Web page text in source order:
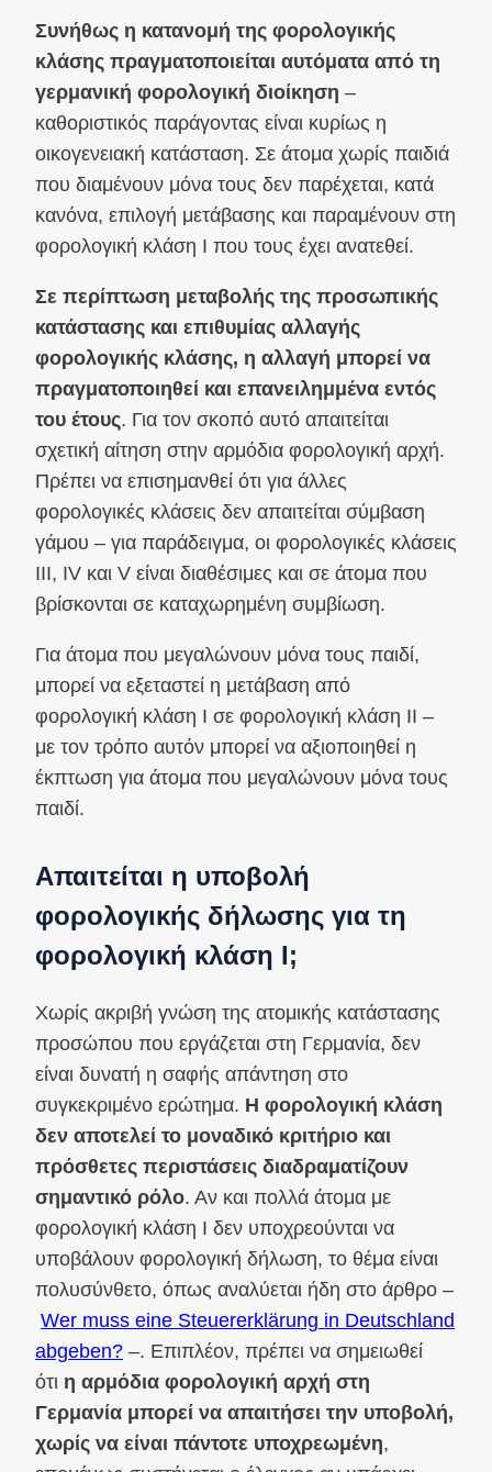
Συνήθως η κατανομή της φορολογικής
κλάσης πραγματοποιείται αυτόματα από τη
γερμανική φορολογική διοίκηση –
καθοριστικός παράγοντας είναι κυρίως η
οικογενειακή κατάσταση. Σε άτομα χωρίς παιδιά
που διαμένουν μόνα τους δεν παρέχεται, κατά
κανόνα, επιλογή μετάβασης και παραμένουν στη
φορολογική κλάση I που τους έχει ανατεθεί.
Σε περίπτωση μεταβολής της προσωπικής
κατάστασης και επιθυμίας αλλαγής
φορολογικής κλάσης, η αλλαγή μπορεί να
πραγματοποιηθεί και επανειλημμένα εντός
του έτους. Για τον σκοπό αυτό απαιτείται
σχετική αίτηση στην αρμόδια φορολογική αρχή.
Πρέπει να επισημανθεί ότι για άλλες
φορολογικές κλάσεις δεν απαιτείται σύμβαση
γάμου – για παράδειγμα, οι φορολογικές κλάσεις
III, IV και V είναι διαθέσιμες και σε άτομα που
βρίσκονται σε καταχωρημένη συμβίωση.
Για άτομα που μεγαλώνουν μόνα τους παιδί,
μπορεί να εξεταστεί η μετάβαση από
φορολογική κλάση I σε φορολογική κλάση II –
με τον τρόπο αυτόν μπορεί να αξιοποιηθεί η
έκπτωση για άτομα που μεγαλώνουν μόνα τους
παιδί.
Απαιτείται η υποβολή
φορολογικής δήλωσης για τη
φορολογική κλάση I;
Χωρίς ακριβή γνώση της ατομικής κατάστασης
προσώπου που εργάζεται στη Γερμανία, δεν
είναι δυνατή η σαφής απάντηση στο
συγκεκριμένο ερώτημα. Η φορολογική κλάση
δεν αποτελεί το μοναδικό κριτήριο και
πρόσθετες περιστάσεις διαδραματίζουν
σημαντικό ρόλο. Αν και πολλά άτομα με
φορολογική κλάση I δεν υποχρεούνται να
υποβάλουν φορολογική δήλωση, το θέμα είναι
πολυσύνθετο, όπως αναλύεται ήδη στο άρθρο –
Wer muss eine Steuererklärung in Deutschland
abgeben? –. Επιπλέον, πρέπει να σημειωθεί
ότι η αρμόδια φορολογική αρχή στη
Γερμανία μπορεί να απαιτήσει την υποβολή,
χωρίς να είναι πάντοτε υποχρεωμένη,